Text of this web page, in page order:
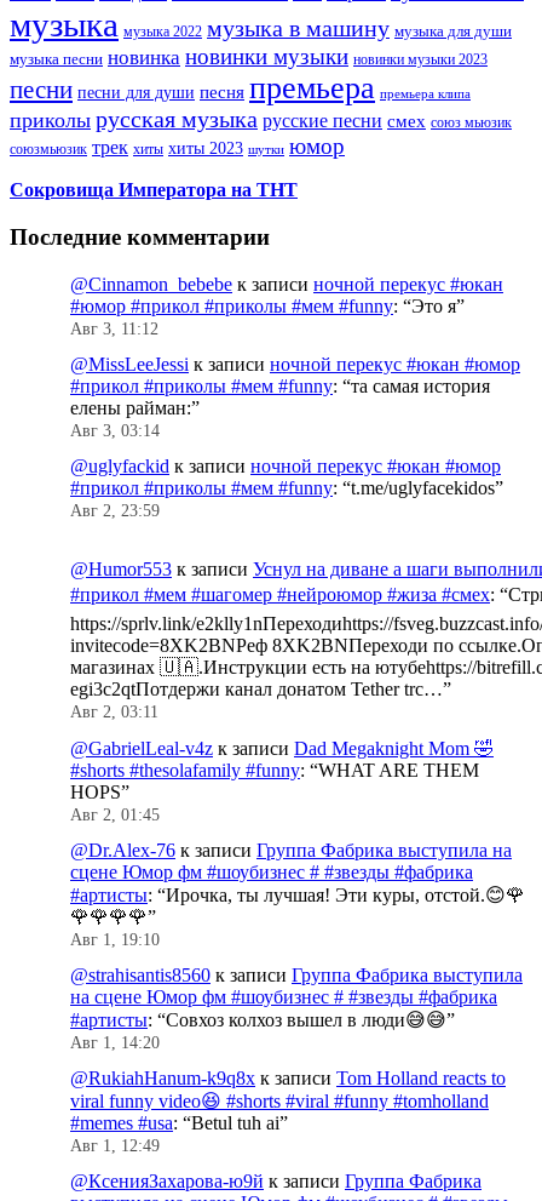
музыка музыка 2022 музыка в машину музыка для души
музыка песни новинка новинки музыки новинки музыки 2023
песни песни для души песня премьера премьера клипа
приколы русская музыка русские песни смех союз мьюзик
союзмьюзик трек хиты хиты 2023 шутки юмор
Сокровища Императора на ТНТ
Последние комментарии
@Cinnamon_bebebe к записи ночной перекус #юкан
#юмор #прикол #приколы #мем #funny: “Это я”
Авг 3, 11:12
@MissLeeJessi к записи ночной перекус #юкан #юмор
#прикол #приколы #мем #funny: “та самая история
елены райман:”
Авг 3, 03:14
@uglyfackid к записи ночной перекус #юкан #юмор
#прикол #приколы #мем #funny: “t.me/uglyfacekidos”
Авг 2, 23:59
@Humor553 к записи Уснул на диване а шаги
#прикол #мем #шагомер #нейроюмор #жиза #смех: “
https://sprlv.link/e2klly1nПереходиhttps://
invitecode=8XK2BNРеф 8XK2BNПереходи по
магазинах 🇺🇦.Инструкции есть на ютубеhttps://
egi3c2qtПотдержи канал донатом Tether trc…”
Авг 2, 03:11
@GabrielLeal-v4z к записи Dad Megaknight Mom 🤣
#shorts #thesolafamily #funny: “WHAT ARE THEM
HOPS”
Авг 2, 01:45
@Dr.Alex-76 к записи Группа Фабрика выступила на
сцене Юмор фм #шоубизнес # #звезды #фабрика
#артисты: “Ирочка, ты лучшая! Эти куры, отстой.😊🌹
🌹🌹🌹🌹”
Авг 1, 19:10
@strahisantis8560 к записи Группа Фабрика выступила
на сцене Юмор фм #шоубизнес # #звезды #фабрика
#артисты: “Совхоз колхоз вышел в люди😅😅”
Авг 1, 14:20
@RukiahHanum-k9q8x к записи Tom Holland reacts to
viral funny video😆 #shorts #viral #funny #tomholland
#memes #usa: “Betul tuh ai”
Авг 1, 12:49
@КсенияЗахарова-ю9й к записи Группа Фабрика